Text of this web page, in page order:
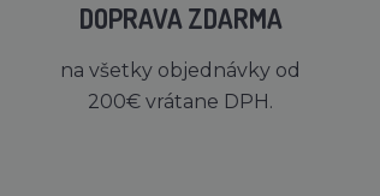
DOPRAVA ZDARMA
na všetky objednávky od
200€ vrátane DPH.